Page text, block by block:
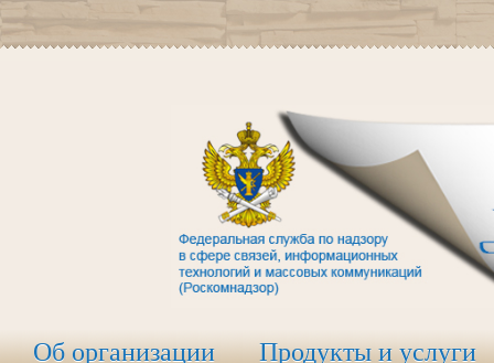
Об организации Продукты и услуги